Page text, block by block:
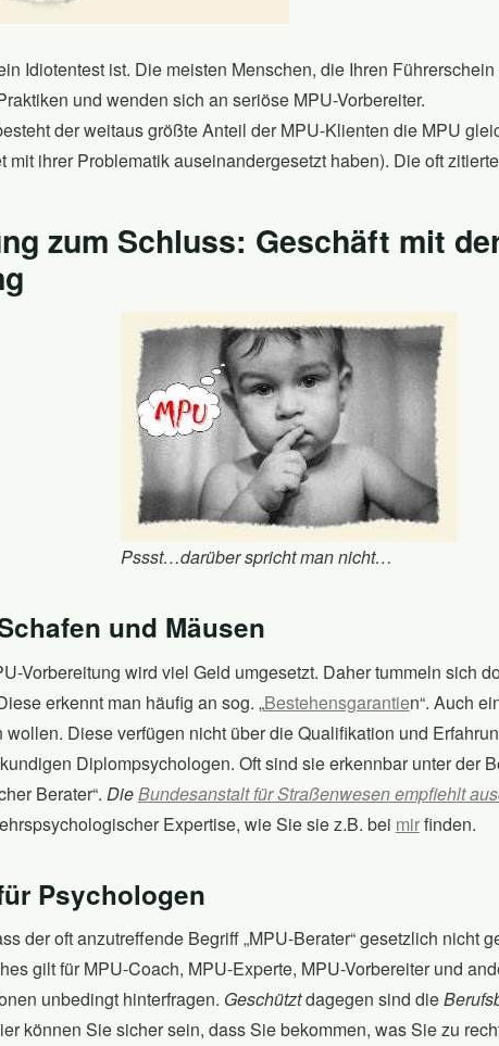
Idiotentest ist. Die meisten Menschen, die Ihren
und wenden sich an seriöse MPU-Vorbereiter.
der weitaus größte Anteil der MPU-Klienten die MPU
mit ihrer Problematik auseinandergesetzt haben). Die oft zitierte
zum Schluss: Geschäft mit
Pssst…darüber spricht man nicht…
und Mäusen
Vorbereitung wird viel Geld umgesetzt. Daher tummeln sich
erkennt man häufig an sog. „Bestehensgarantien“. Auch
Diese verfügen nicht über die Qualifikation und
Diplompsychologen. Oft sind sie erkennbar unter der
Berater“. DieBundesanstalt für Straßenwesen empfiehlt
Expertise, wie Sie sie z.B. bei mirfinden.
Psychologen
der oft anzutreffende Begriff „MPU-Berater“ gesetzlich nicht
gilt für MPU-Coach, MPU-Experte, MPU-Vorbereiter und
unbedingt hinterfragen. Geschütztdagegen sind die
können Sie sicher sein, dass Sie bekommen, was Sie zu